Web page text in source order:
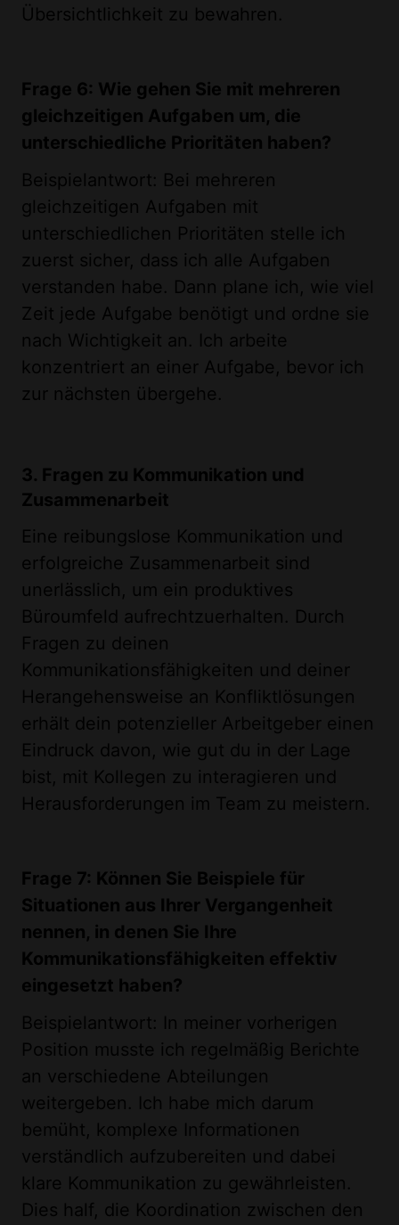
Übersichtlichkeit zu bewahren.
Frage 6: Wie gehen Sie mit mehreren
gleichzeitigen Aufgaben um, die
unterschiedliche Prioritäten haben?
Beispielantwort: Bei mehreren
gleichzeitigen Aufgaben mit
unterschiedlichen Prioritäten stelle ich
zuerst sicher, dass ich alle Aufgaben
verstanden habe. Dann plane ich, wie viel
Zeit jede Aufgabe benötigt und ordne sie
nach Wichtigkeit an. Ich arbeite
konzentriert an einer Aufgabe, bevor ich
zur nächsten übergehe.
3. Fragen zu Kommunikation und
Zusammenarbeit
Eine reibungslose Kommunikation und
erfolgreiche Zusammenarbeit sind
unerlässlich, um ein produktives
Büroumfeld aufrechtzuerhalten. Durch
Fragen zu deinen
Kommunikationsfähigkeiten und deiner
Herangehensweise an Konfliktlösungen
erhält dein potenzieller Arbeitgeber einen
Eindruck davon, wie gut du in der Lage
bist, mit Kollegen zu interagieren und
Herausforderungen im Team zu meistern.
Frage 7: Können Sie Beispiele für
Situationen aus Ihrer Vergangenheit
nennen, in denen Sie Ihre
Kommunikationsfähigkeiten effektiv
eingesetzt haben?
Beispielantwort: In meiner vorherigen
Position musste ich regelmäßig Berichte
an verschiedene Abteilungen
weitergeben. Ich habe mich darum
bemüht, komplexe Informationen
verständlich aufzubereiten und dabei
klare Kommunikation zu gewährleisten.
Dies half, die Koordination zwischen den